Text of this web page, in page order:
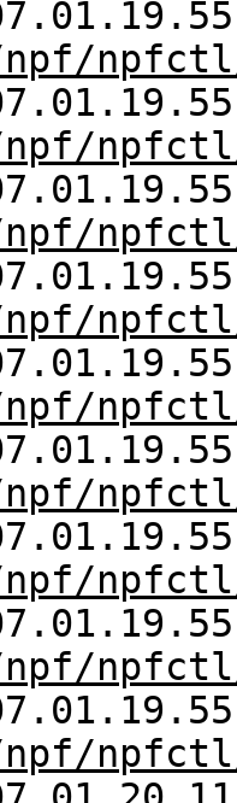
npfctl/
npfctl/